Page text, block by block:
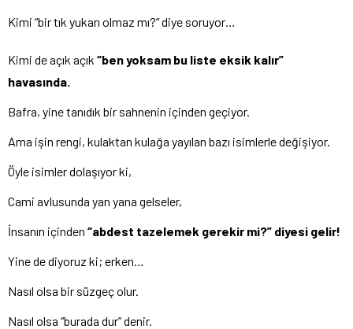
Kimi “bir tık yukarı olmaz mı?” diye soruyor…
Kimi de açık açık “ben yoksam bu liste eksik kalır”
havasında.
Bafra, yine tanıdık bir sahnenin içinden geçiyor.
Ama işin rengi, kulaktan kulağa yayılan bazı isimlerle değişiyor.
Öyle isimler dolaşıyor ki,
Cami avlusunda yan yana gelseler,
İnsanın içinden “abdest tazelemek gerekir mi?” diyesi gelir!
Yine de diyoruz ki; erken…
Nasıl olsa bir süzgeç olur.
Nasıl olsa “burada dur” denir.